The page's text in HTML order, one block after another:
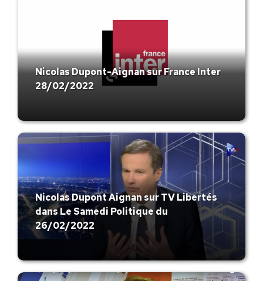
Nicolas Dupont-Aignan sur France Inter
28/02/2022
Nicolas Dupont Aignan sur TV Libertés
dans Le Samedi Politique du
26/02/2022